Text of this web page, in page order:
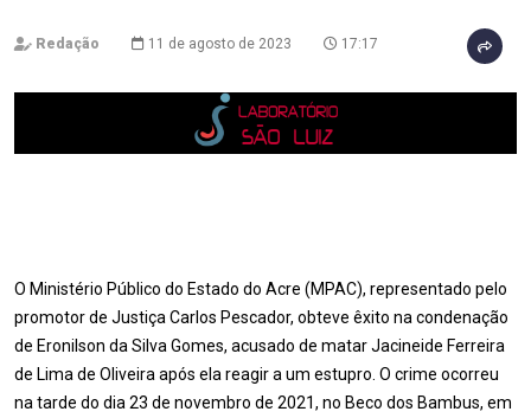
Redação 11 de agosto de 2023 17:17
O Ministério Público do Estado do Acre (MPAC), representado pelo
promotor de Justiça Carlos Pescador, obteve êxito na condenação
de Eronilson da Silva Gomes, acusado de matar Jacineide Ferreira
de Lima de Oliveira após ela reagir a um estupro. O crime ocorreu
na tarde do dia 23 de novembro de 2021, no Beco dos Bambus, em